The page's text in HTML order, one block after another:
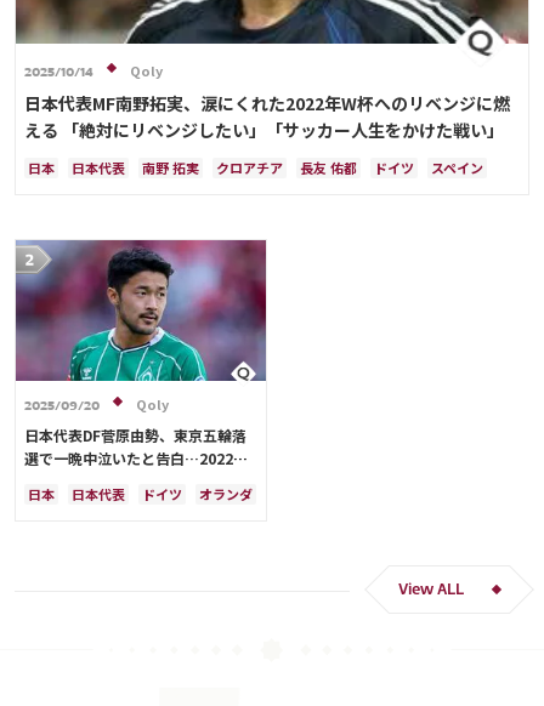
2025/10/14 Qoly
日本代表MF南野拓実、涙にくれた2022年W杯へのリベンジに燃
える 「絶対にリベンジしたい」「サッカー人生をかけた戦い」
日本 日本代表 南野 拓実 クロアチア 長友 佑都 ドイツ
スペイン
2025/09/20 Qoly
日本代表DF菅原由勢、東京五輪落
選で一晩中泣いたと告白…2022年
く「受け入れるのは難しかった」
日本 日本代表 ドイツ オランダ
View ALL